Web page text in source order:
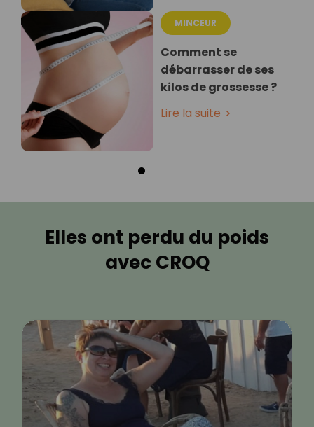
MINCEUR
Comment se
débarrasser de ses
kilos de grossesse ?
Lire la suite
Elles ont perdu du poids
avec CROQ